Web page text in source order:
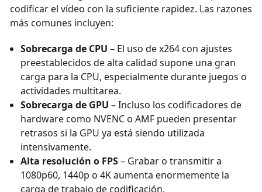
codificar el vídeo con la suficiente rapidez. Las razones
más comunes incluyen:
Sobrecarga de CPU – El uso de x264 con ajustes
preestablecidos de alta calidad supone una gran
carga para la CPU, especialmente durante juegos o
actividades multitarea.
Sobrecarga de GPU – Incluso los codificadores de
hardware como NVENC o AMF pueden presentar
retrasos si la GPU ya está siendo utilizada
intensivamente.
Alta resolución o FPS– Grabar o transmitir a
1080p60, 1440p o 4K aumenta enormemente la
carga de trabajo de codificación.